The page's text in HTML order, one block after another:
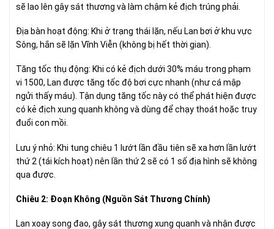
sẽ lao lên gây sát thương và làm chậm kẻ địch trúng phải.
Địa bàn hoạt động: Khi ở trạng thái lặn, nếu Lan bơi ở khu vực
Sông, hắn sẽ lặn Vĩnh Viễn (không bị hết thời gian).
Tăng tốc thụ động: Khi có kẻ địch dưới 30% máu trong phạm
vi 1500, Lan được tăng tốc độ bơi cực nhanh (như cá mập
ngửi thấy máu). Tận dụng tăng tốc này có thể phát hiện được
có kẻ địch xung quanh không và dùng để chạy thoát hoặc truy
đuổi con mồi.
Lưu ý nhỏ: Khi tung chiêu 1 lướt lần đầu tiên sẽ xa hơn lần lướt
thứ 2 (tái kích hoạt) nên lần thứ 2 sẽ có 1 số địa hình sẽ không
qua được.
Chiêu 2: Đoạn Không (Nguồn Sát Thương Chính)
Lan xoay song đao, gây sát thương xung quanh và nhận được